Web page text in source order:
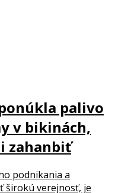
palivo
v bikinách,
zahanbiť
podnikania a
širokú verejnosť, je